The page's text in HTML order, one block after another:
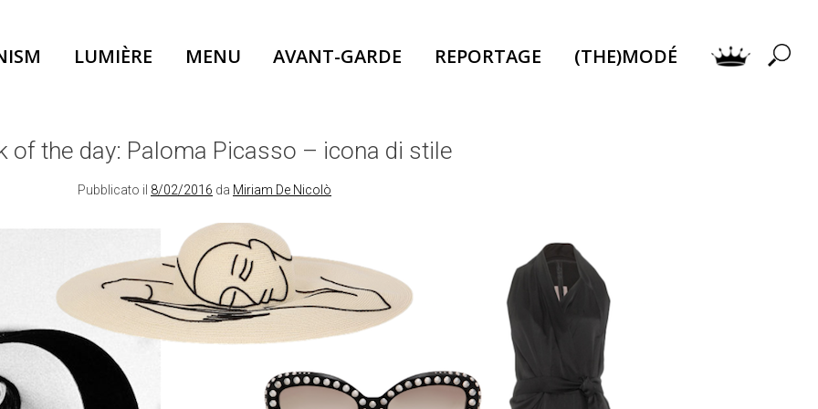
LUMIÈRE MENU AVANT-GARDE REPORTAGE (THE)MODÉ
of the day: Paloma Picasso – icona di stile
Pubblicato il 8/02/2016 da Miriam De Nicolò